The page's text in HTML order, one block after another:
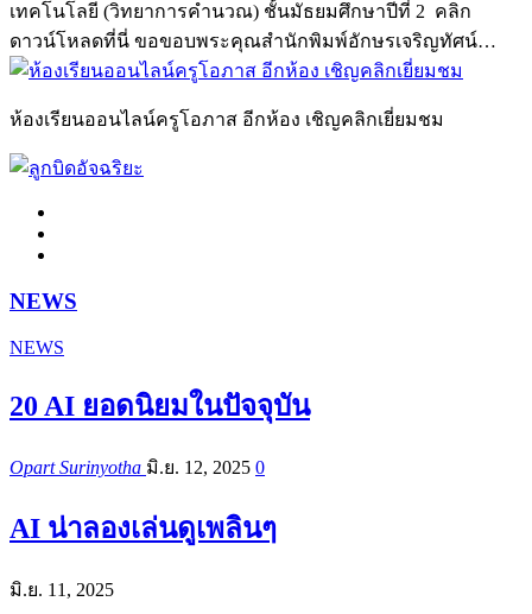
เทคโนโลยี (วิทยาการคำนวณ) ชั้นมัธยมศึกษาปีที่ 2 คลิก
ดาวน์โหลดที่นี่ ขอขอบพระคุณสำนักพิมพ์อักษรเจริญทัศน์…
ห้องเรียนออนไลน์ครูโอภาส อีกห้อง เชิญคลิกเยี่ยมชม
NEWS
NEWS
20 AI ยอดนิยมในปัจจุบัน
Opart Surinyotha มิ.ย. 12, 2025 0
AI น่าลองเล่นดูเพลินๆ
มิ.ย. 11, 2025